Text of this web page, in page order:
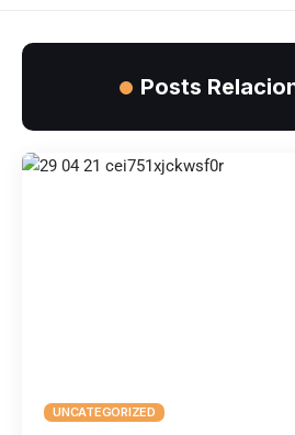
Posts
UNCATEGORIZED